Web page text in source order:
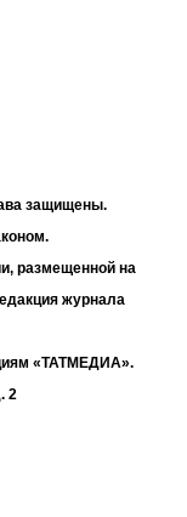
защищены.
размещенной на
журнала
«ТАТМЕДИА».
2